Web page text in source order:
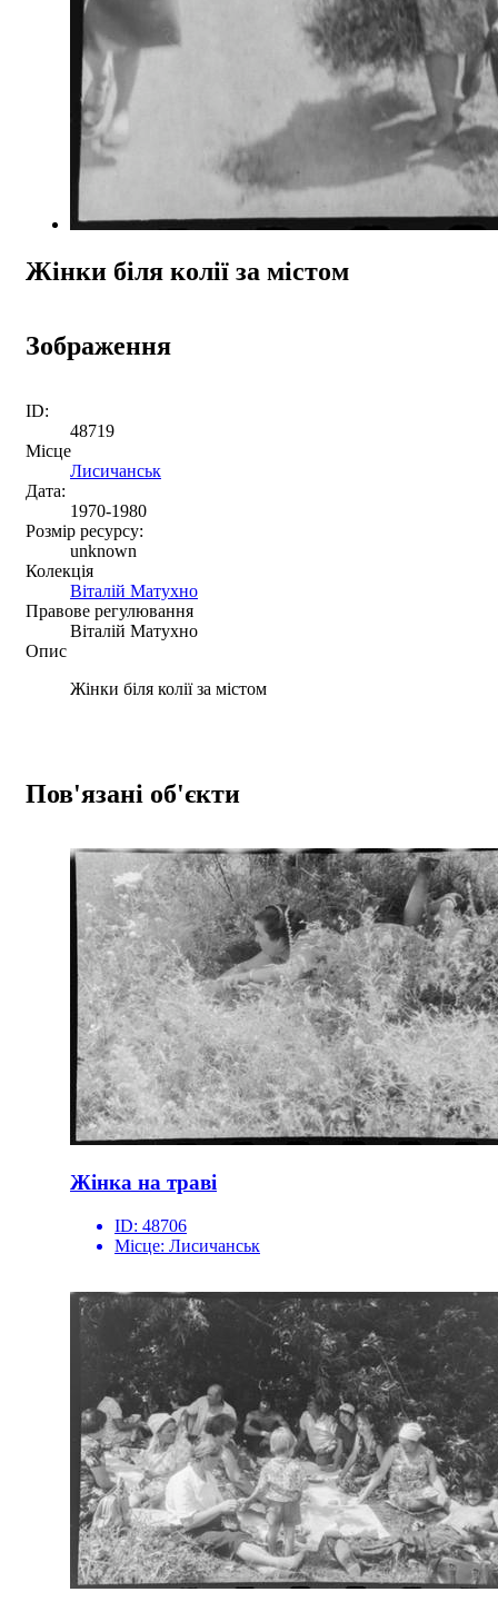
Жінки біля колії за містом
Зображення
ID:
48719
Місце
Лисичанськ
Дата:
1970-1980
Розмір ресурсу:
unknown
Колекція
Віталій Матухно
Правове регулювання
Віталій Матухно
Опис
Жінки біля колії за містом
Пов'язані об'єкти
Жінка на траві
ID: 48706
Місце: Лисичанськ